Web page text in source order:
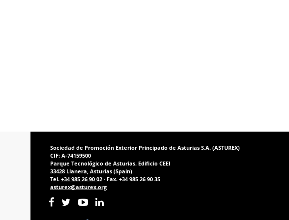
Sociedad de Promoción Exterior Principado de Asturias S.A. (ASTUREX)
CIF: A-74159500
Parque Tecnológico de Asturias. Edificio CEEI
33428 Llanera, Asturias (Spain)
Tel. +34 985 26 90 02 · Fax. +34 985 26 90 35
asturex@asturex.org